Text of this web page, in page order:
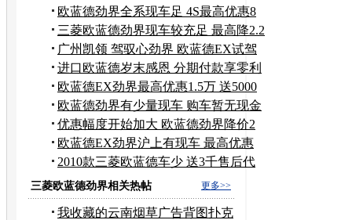
优惠
欧蓝德劲界全系现车足 4S最高优惠8
千元
三菱欧蓝德劲界现车较充足 最高降2.2
万
广州凯领 驾驭心劲界 欧蓝德EX试驾
招募
进口欧蓝德岁末感恩 分期付款享零利
率
欧蓝德EX劲界最高优惠1.5万 送5000
装备
欧蓝德劲界有少量现车 购车暂无现金
优惠
优惠幅度开始加大 欧蓝德劲界降价2
万元
欧蓝德EX劲界沪上有现车 最高优惠
2.1万
2010款三菱欧蓝德车少 送3千售后代
金券
更多>>
三菱欧蓝德劲界相关热帖
我收藏的云南烟草广告背图扑克